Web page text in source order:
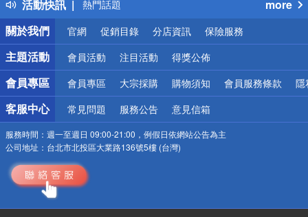
活動快訊
熱門話題
銀行優惠
偏遠地區配送
詐騙網頁！請小心！
more
關於我們
官網 促銷目錄 分店資訊 保險服務
主題活動 會員活動 注目活動 得獎公佈
會員專區 會員專區 大宗採購 購物須知 會員服務條款 隱
客服中心 常見問題 服務公告 意見信箱
服務時間： 週一至週日 09:00-21:00，例假日依網站公告為主
公司地址： 台北市北投區大業路136號5樓 (台灣)